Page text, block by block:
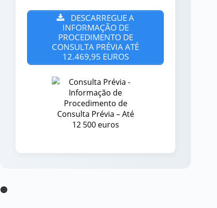
DESCARREGUE A
INFORMAÇÃO DE
PROCEDIMENTO DE
CONSULTA PRÉVIA ATÉ
12.469,95 EUROS
🟠